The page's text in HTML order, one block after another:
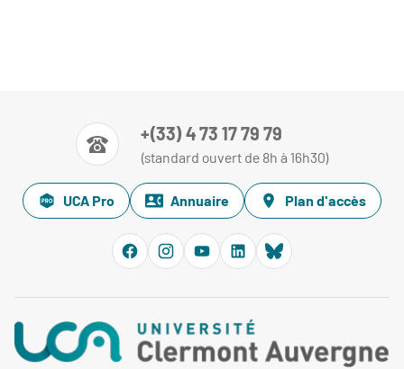
+(33) 4 73 17 79 79
(standard ouvert de 8h à 16h30)
UCA Pro Annuaire Plan d'accès